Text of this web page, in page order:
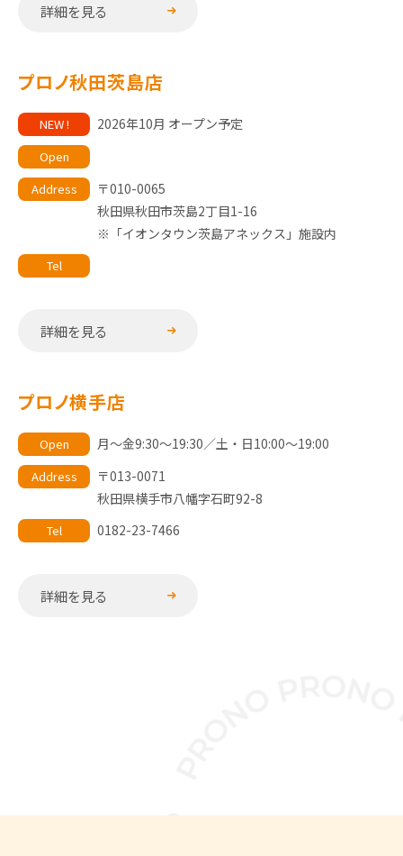
詳細を見る
プロノ秋田茨島店
NEW ! 2026年10月 オープン予定
Open
Address
〒010-0065
秋田県秋田市茨島2丁目1-16
※「イオンタウン茨島アネックス」施設内
Tel
詳細を見る
プロノ横手店
Open 月～金9:30～19:30／土・日10:00～19:00
Address
〒013-0071
秋田県横手市八幡字石町92-8
Tel 0182-23-7466
詳細を見る